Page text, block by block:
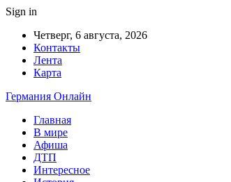
Sign in
Четверг, 6 августа, 2026
Контакты
Лента
Карта
Германия Онлайн
Главная
В мире
Афиша
ДТП
Интересное